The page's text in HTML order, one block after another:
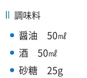
調味料
醤油
50㎖
酒
50㎖
砂糖
25g